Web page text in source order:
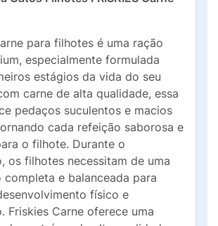
para filhotes é uma ração
especialmente formulada
estágios da vida do seu
carne de alta qualidade, essa
pedaços suculentos e macios
cada refeição saborosa e
o filhote. Durante o
os filhotes necessitam de uma
completa e balanceada para
físico e
Friskies Carne oferece uma